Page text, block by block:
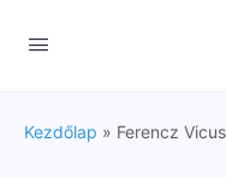
Kezdőlap » Ferencz